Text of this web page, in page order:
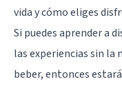
vida y cómo eliges
Si puedes aprender a
las experiencias sin la
beber, entonces